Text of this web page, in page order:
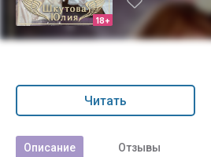
18+
Читать
Описание Отзывы